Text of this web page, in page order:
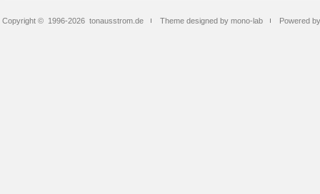
Copyright © 1996-2026 tonausstrom.de Theme designed by mono-lab Powered